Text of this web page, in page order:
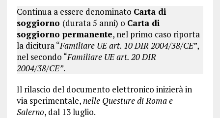
Continua a essere denominato Carta di
soggiorno (durata 5 anni) o Carta di
soggiorno permanente, nel primo caso riporta
la dicitura “Familiare UE art. 10 DIR 2004/38/CE”,
nel secondo “Familiare UE art. 20 DIR
2004/38/CE”.
Il rilascio del documento elettronico inizierà in
via sperimentale,nelle Questure di Roma e
Salerno, dal 13 luglio.